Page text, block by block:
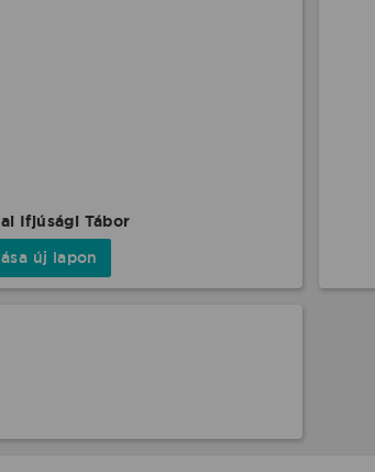
Ifjúsági Tábor
új lapon